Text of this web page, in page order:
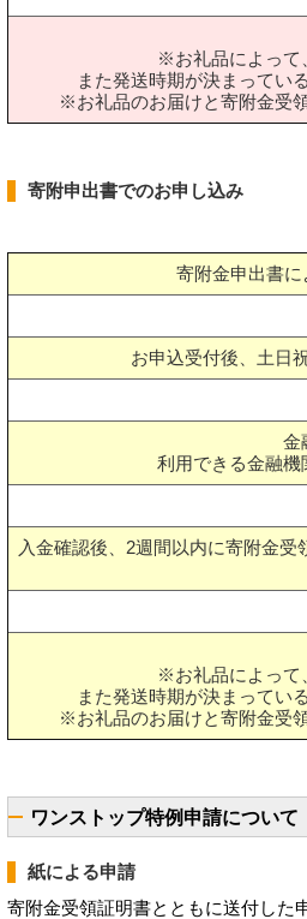
※お礼品によって
また発送時期が決まってい
※お礼品のお届けと寄附金受
寄附申出書でのお申し込み
寄附金申出書に
お申込受付後、土日
金
利用できる金融
入金確認後、2週間以内に寄附金
※お礼品によって
また発送時期が決まってい
※お礼品のお届けと寄附金受
ワンストップ特例申請について
紙による申請
寄附金受領証明書とともに送付した